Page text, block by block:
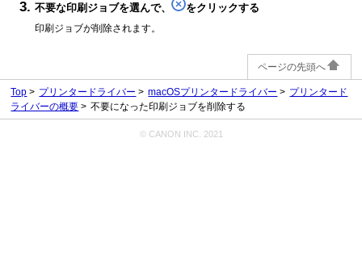
不要な印刷ジョブを選んで、 をクリックする
印刷ジョブが削除されます。
ページの先頭へ
Top プリンタードライバー macOSプリンタードライバー
プリンタード
ライバーの概要
不要になった印刷ジョブを削除する
© CANON INC. 2021